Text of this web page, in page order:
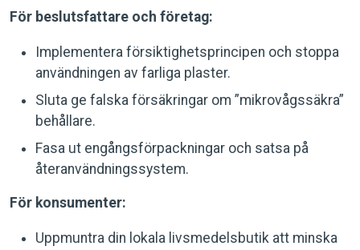
För beslutsfattare och företag:
Implementera försiktighetsprincipen och stoppa
användningen av farliga plaster.
Sluta ge falska försäkringar om ”mikrovågssäkra”
behållare.
Fasa ut engångsförpackningar och satsa på
återanvändningssystem.
För konsumenter:
Uppmuntra din lokala livsmedelsbutik att minska